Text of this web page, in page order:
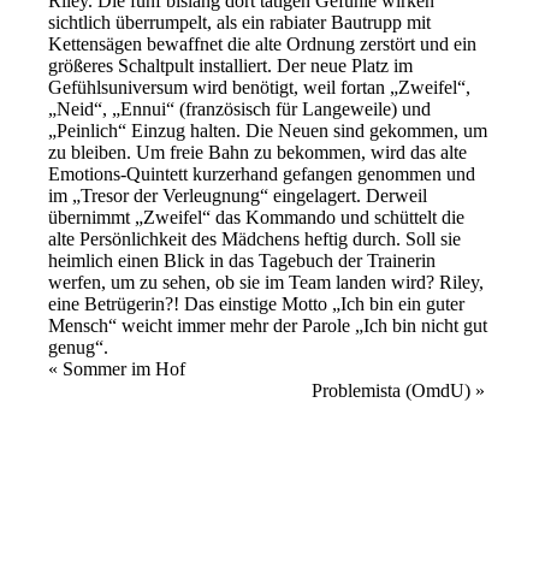
sichtlich überrumpelt, als ein rabiater Bautrupp mit
Kettensägen bewaffnet die alte Ordnung zerstört und ein
größeres Schaltpult installiert. Der neue Platz im
Gefühlsuniversum wird benötigt, weil fortan „Zweifel“,
„Neid“, „Ennui“ (französisch für Langeweile) und
„Peinlich“ Einzug halten. Die Neuen sind gekommen, um
zu bleiben. Um freie Bahn zu bekommen, wird das alte
Emotions-Quintett kurzerhand gefangen genommen und
im „Tresor der Verleugnung“ eingelagert. Derweil
übernimmt „Zweifel“ das Kommando und schüttelt die
alte Persönlichkeit des Mädchens heftig durch. Soll sie
heimlich einen Blick in das Tagebuch der Trainerin
werfen, um zu sehen, ob sie im Team landen wird? Riley,
eine Betrügerin?! Das einstige Motto „Ich bin ein guter
Mensch“ weicht immer mehr der Parole „Ich bin nicht gut
genug“.
Veranstaltung
« Sommer im Hof
Problemista (OmdU) »